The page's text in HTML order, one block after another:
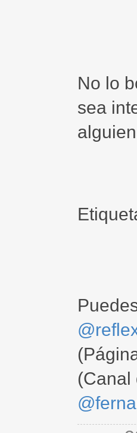
No lo
sea
(Canal